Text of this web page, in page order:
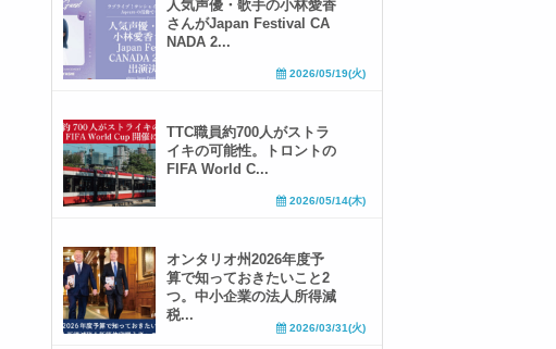
人気声優・歌手の小林愛香
さんがJapan Festival CA
NADA 2...
2026/05/19(火)
TTC職員約700人がストラ
イキの可能性。トロントの
FIFA World C...
2026/05/14(木)
オンタリオ州2026年度予
算で知っておきたいこと2
つ。中小企業の法人所得減
税...
2026/03/31(火)